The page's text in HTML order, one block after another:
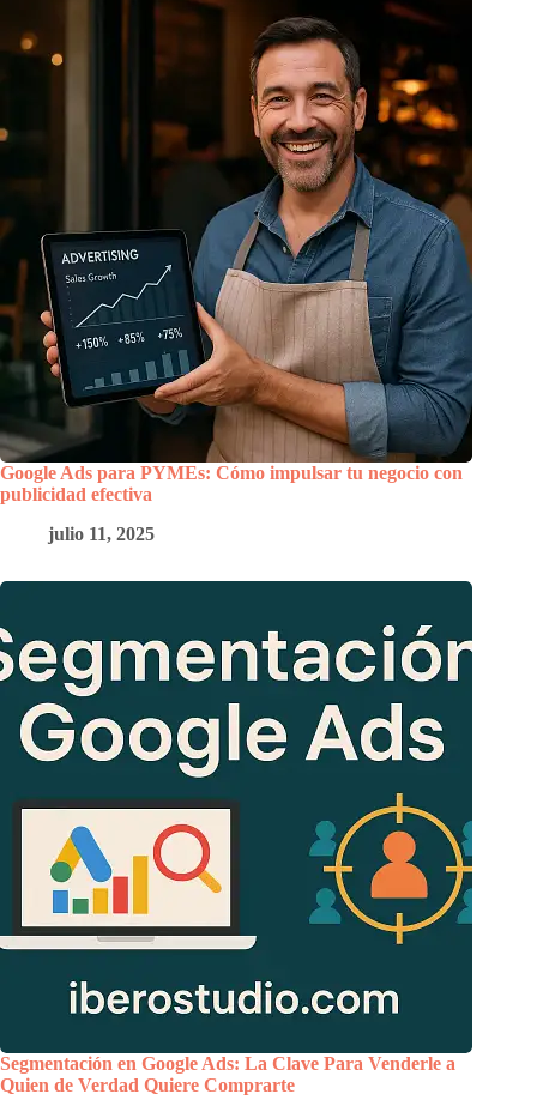
Google Ads para PYMEs: Cómo impulsar tu negocio con
publicidad efectiva
julio 11, 2025
Segmentación en Google Ads: La Clave Para Venderle a
Quien de Verdad Quiere Comprarte